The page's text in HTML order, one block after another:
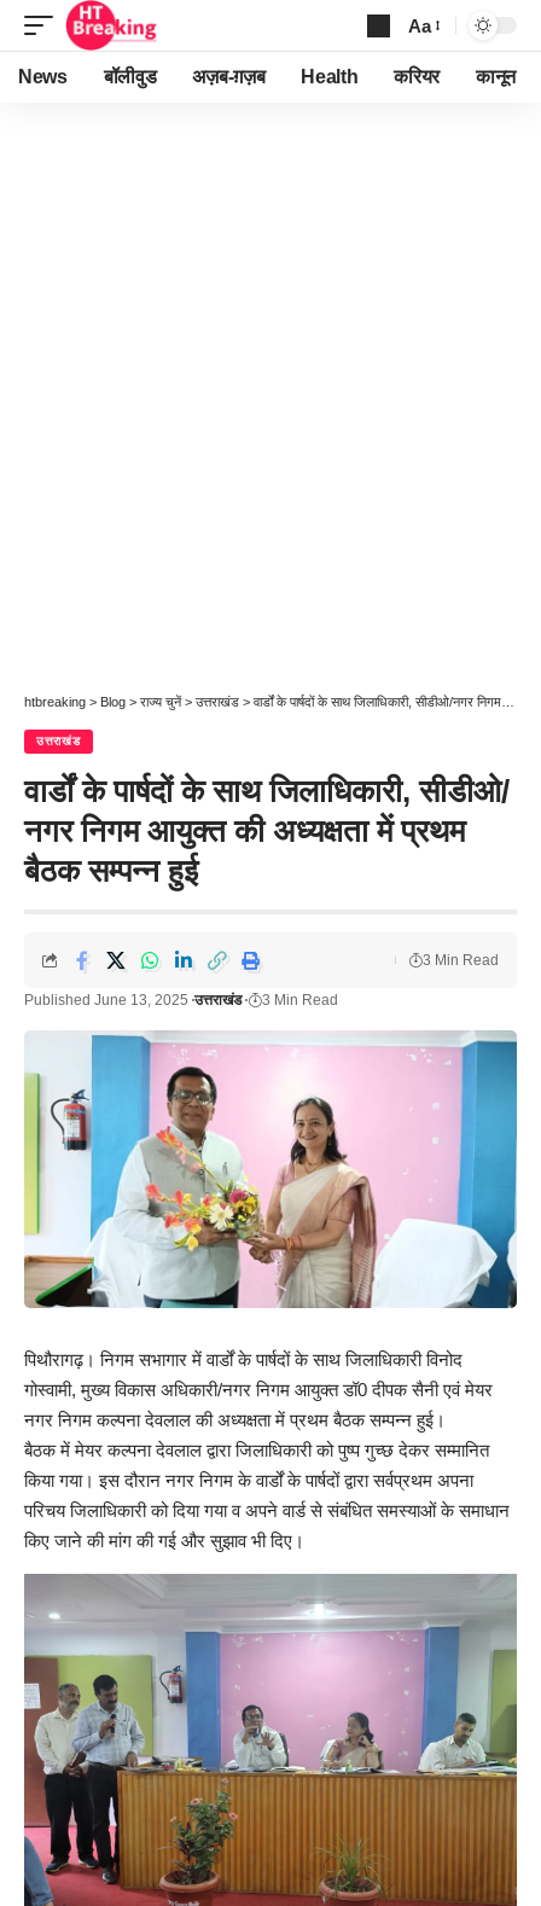
Font
Resizer
Aa
News बॉलीवुड अज़ब-ग़ज़ब Health करियर कानून
htbreaking > Blog > राज्य चुनें > उत्तराखंड > वार्डों के पार्षदों के साथ जिलाधिकारी, सीडीओ/नगर निगम आयुक्त की अध्यक्षता में प्रथम बैठक सम्पन्न हुई
उत्तराखंड
वार्डों के पार्षदों के साथ जिलाधिकारी, सीडीओ/
नगर निगम आयुक्त की अध्यक्षता में प्रथम
बैठक सम्पन्न हुई
Published June 13, 2025 उत्तराखंड 3 Min Read
3 Min Read
पिथौरागढ़। निगम सभागार में वार्डों के पार्षदों के साथ जिलाधिकारी विनोद
गोस्वामी, मुख्य विकास अधिकारी/नगर निगम आयुक्त डॉ0 दीपक सैनी एवं मेयर
नगर निगम कल्पना देवलाल की अध्यक्षता में प्रथम बैठक सम्पन्न हुई।
बैठक में मेयर कल्पना देवलाल द्वारा जिलाधिकारी को पुष्प गुच्छ देकर सम्मानित
किया गया। इस दौरान नगर निगम के वार्डों के पार्षदों द्वारा सर्वप्रथम अपना
परिचय जिलाधिकारी को दिया गया व अपने वार्ड से संबंधित समस्याओं के समाधान
किए जाने की मांग की गई और सुझाव भी दिए।